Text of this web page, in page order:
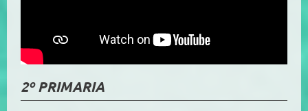
2º PRIMARIA